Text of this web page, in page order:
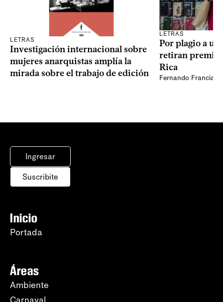
LETRAS
Investigación internacional sobre
mujeres anarquistas amplía la
mirada sobre el trabajo de edición
LETRAS
Por plagio a
retiran premio
Rica
Fernando Francia,
Ingresar
Suscribite
Inicio
Portada
Áreas
Ambiente